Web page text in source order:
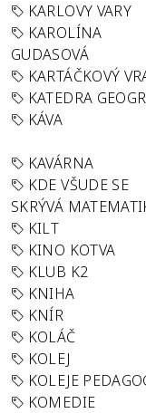
KARLOVY VARY
KAROLÍNA
GUDASOVÁ
KARTÁČKOVÝ
KATEDRA
KÁVA
KAVÁRNA
KDE VŠUDE SE
SKRÝVÁ
KILT
KINO KOTVA
KLUB K2
KNIHA
KNÍR
KOLÁČ
KOLEJ
KOLEJE
KOMEDIE